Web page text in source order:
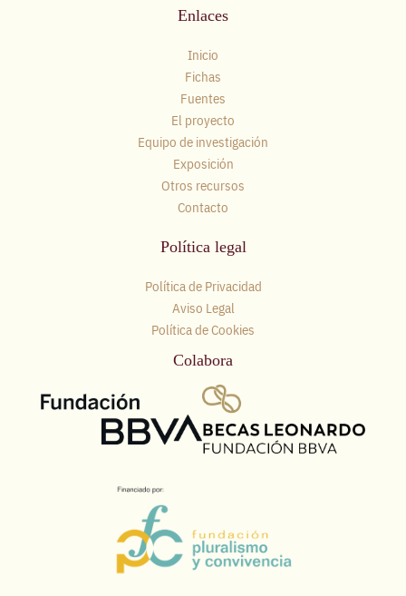
Enlaces
Inicio
Fichas
Fuentes
El proyecto
Equipo de investigación
Exposición
Otros recursos
Contacto
Política legal
Política de Privacidad
Aviso Legal
Política de Cookies
Colabora